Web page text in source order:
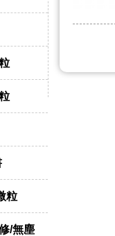
粒
/無塵